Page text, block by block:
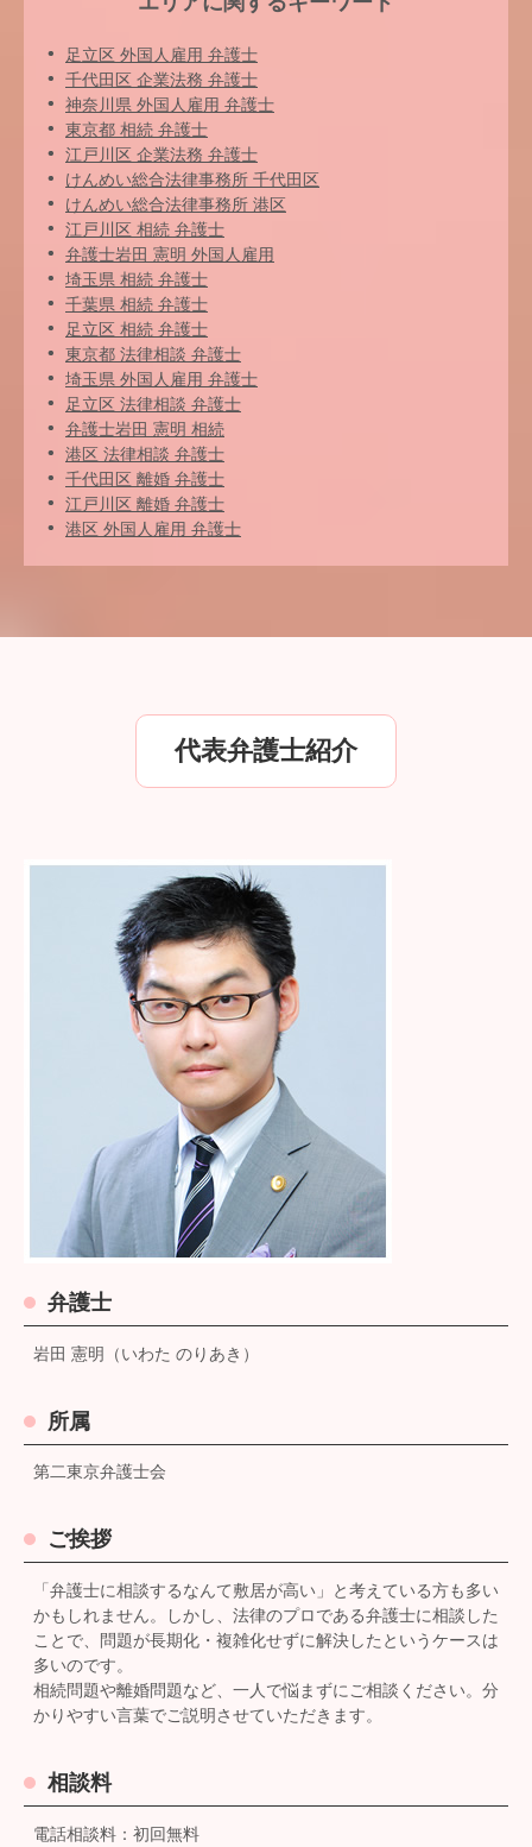
足立区 外国人雇用 弁護士
千代田区 企業法務 弁護士
神奈川県 外国人雇用 弁護士
東京都 相続 弁護士
江戸川区 企業法務 弁護士
けんめい総合法律事務所 千代田区
けんめい総合法律事務所 港区
江戸川区 相続 弁護士
弁護士岩田 憲明 外国人雇用
埼玉県 相続 弁護士
千葉県 相続 弁護士
足立区 相続 弁護士
東京都 法律相談 弁護士
埼玉県 外国人雇用 弁護士
足立区 法律相談 弁護士
弁護士岩田 憲明 相続
港区 法律相談 弁護士
千代田区 離婚 弁護士
江戸川区 離婚 弁護士
港区 外国人雇用 弁護士
代表弁護士紹介
弁護士
岩田 憲明（いわた のりあき）
所属
第二東京弁護士会
ご挨拶
「弁護士に相談するなんて敷居が高い」と考えている方も多い
かもしれません。しかし、法律のプロである弁護士に相談した
ことで、問題が長期化・複雑化せずに解決したというケースは
多いのです。
相続問題や離婚問題など、一人で悩まずにご相談ください。分
かりやすい言葉でご説明させていただきます。
相談料
電話相談料：初回無料